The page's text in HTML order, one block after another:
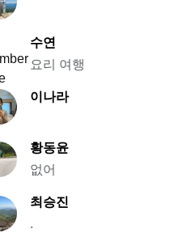
수연
요리 여행
이나라
황동윤
없어
최승진
.